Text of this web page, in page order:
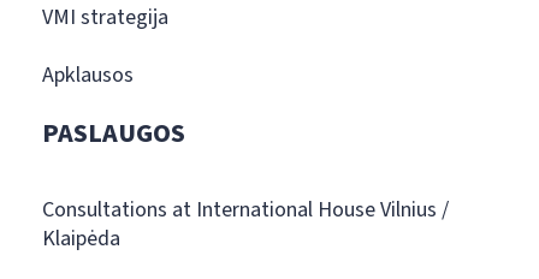
VMI strategija
Apklausos
PASLAUGOS
Consultations at International House Vilnius /
Klaipėda